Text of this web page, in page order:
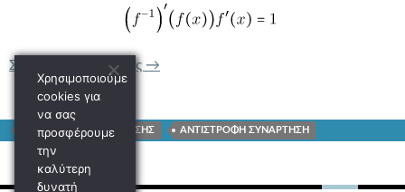
Συνέχεια ανάγνωσης ΠΑΡΑΓΩΓΟΣ ΑΝΤΙΣΤΡΟΦΗΣ
→
ΠΑΡΑΓΩΓΟΣ ΣΥΝΑΡΤΗΣΗΣ ΑΝΤΙΣΤΡΟΦΗ ΣΥΝΑΡΤΗΣΗ
Χρησιμοποιούμε
cookies για
να σας
προσφέρουμε
την
καλύτερη
δυνατή